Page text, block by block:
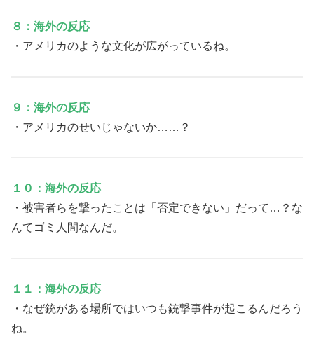
８：海外の反応
・アメリカのような文化が広がっているね。
９：海外の反応
・アメリカのせいじゃないか……？
１０：海外の反応
・被害者らを撃ったことは「否定できない」だって…？な
んてゴミ人間なんだ。
１１：海外の反応
・なぜ銃がある場所ではいつも銃撃事件が起こるんだろう
ね。